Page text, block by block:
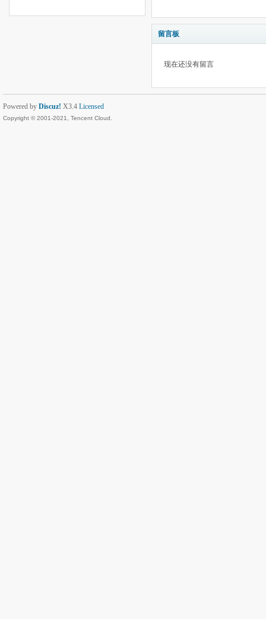
留言板
现在还没有留言
Powered by Discuz! X3.4 Licensed
Copyright © 2001-2021, Tencent Cloud.